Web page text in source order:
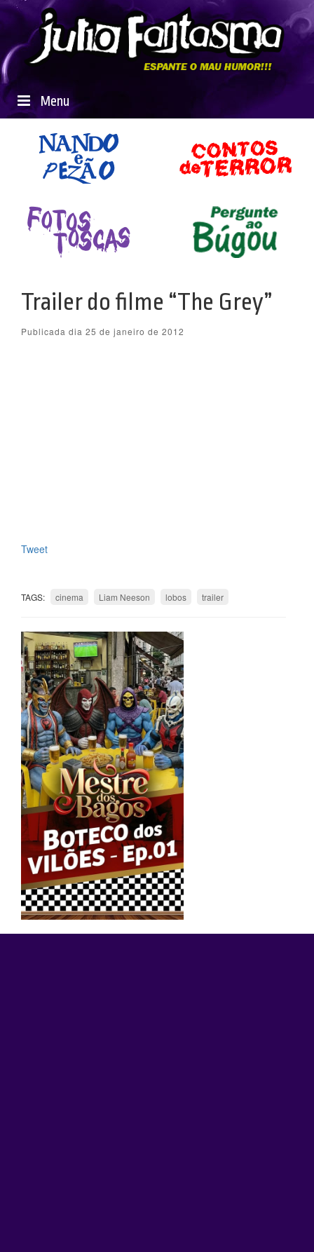
Menu
Trailer do filme “The Grey”
Publicada dia 25 de janeiro de 2012
Tweet
TAGS: cinema Liam Neeson lobos trailer